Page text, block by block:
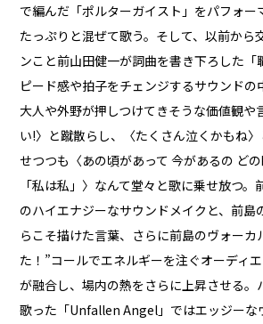
で編んだ「ポルターガイスト」をパフォー
たっぷりと混ぜて歌う。そして、以前から
ンこと前山田健一が詞曲を書き下ろした「
ピード感や拍子をチェンジするサウンドの
大人や外野が押しつけてきそうな価値観や
い!〉と蹴散らし、〈たくさん泣くかもね
せつつも〈あの頃があって 今があるの ど
「私は私」〉なんて堂々と歌に乗せ放つ
のハイエナジーなサウンドメイクと、前島
らこそ描けた言葉、さらに前島のヴォーカ
た！”コールでエネルギーを注ぐオーディ
が融合し、場内の熱をさらに上昇させる。
歌った「Unfallen Angel」ではエッジーな